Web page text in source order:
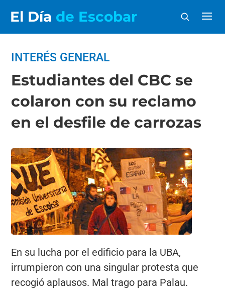
El Día de Escobar
INTERÉS GENERAL
Estudiantes del CBC se
colaron con su reclamo
en el desfile de carrozas
En su lucha por el edificio para la UBA,
irrumpieron con una singular protesta que
recogió aplausos. Mal trago para Palau.